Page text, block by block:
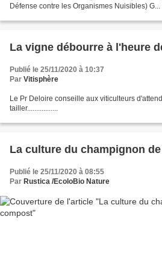
Défense contre les Organismes Nuisibles) G...
La vigne débourre à l'heure
Publié le 25/11/2020 à 10:37
Par Vitisphère
Le Pr Deloire conseille aux viticulteurs
tailler.................
La culture du champignon
Publié le 25/11/2020 à 08:55
Par Rustica /EcoloBio Nature